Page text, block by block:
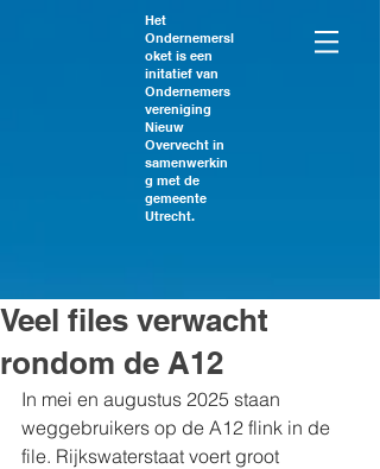
Het
Ondernemersl
oket is een
initatief van
Ondernemers
vereniging
Nieuw
Overvecht in
samenwerkin
g met de
gemeente
Utrecht.
Veel files verwacht
rondom de A12
In mei en augustus 2025 staan
weggebruikers op de A12 flink in de
file. Rijkswaterstaat voert groot